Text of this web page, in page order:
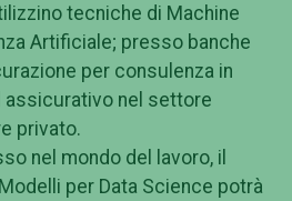
tecniche di Machine
Artificiale; presso banche
per consulenza in
assicurativo nel settore
privato.
nel mondo del lavoro, il
per Data Science potrà